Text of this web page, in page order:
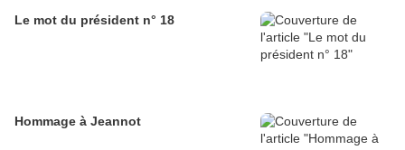
Le mot du président n° 18
Hommage à Jeannot